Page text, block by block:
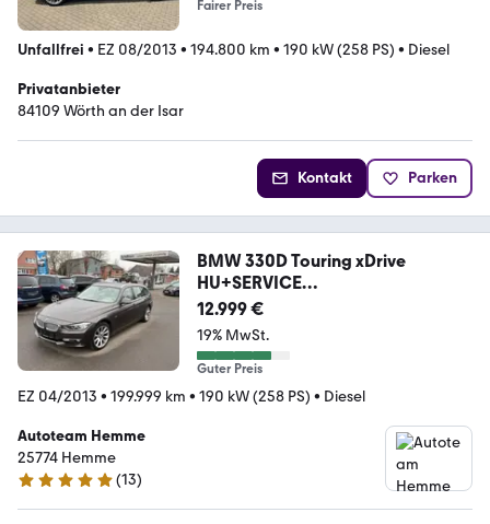
Fairer Preis
Unfallfrei • EZ 08/2013 • 194.800 km • 190 kW (258 PS) • Diesel
Privatanbieter
84109 Wörth an der Isar
Kontakt Parken
BMW 330D Touring xDrive
HU+SERVICE
NEU/LEDER/NAVI/AH
12.999 €
19% MwSt.
Guter Preis
EZ 04/2013 • 199.999 km • 190 kW (258 PS) • Diesel
Autoteam Hemme
25774 Hemme
5 Sterne
(13)